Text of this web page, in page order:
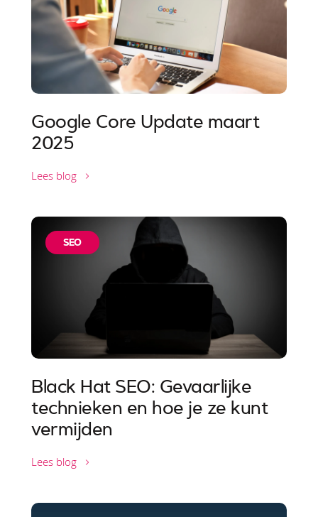
Google Core Update maart
2025
Lees blog
Black Hat SEO: Gevaarlijke
technieken en hoe je ze kunt
vermijden
SEO
Lees blog